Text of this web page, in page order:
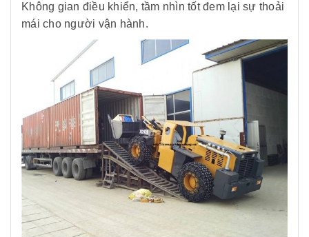
Không gian điều khiển, tầm nhìn tốt đem lại sự thoải
mái cho người vận hành.